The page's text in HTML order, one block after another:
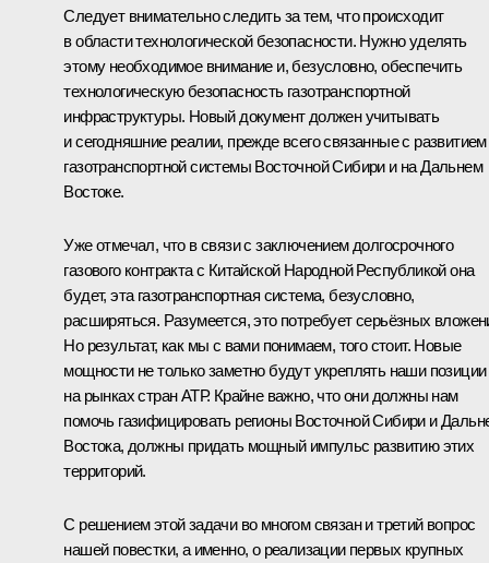
Следует внимательно следить за тем, что происходит
в области технологической безопасности. Нужно уделять
этому необходимое внимание и, безусловно, обеспечить
технологическую безопасность газотранспортной
инфраструктуры. Новый документ должен учитывать
и сегодняшние реалии, прежде всего связанные с развитием
газотранспортной системы Восточной Сибири и на Дальнем
Востоке.
Уже отмечал, что в связи с заключением долгосрочного
газового контракта с Китайской Народной Республикой она
будет, эта газотранспортная система, безусловно,
расширяться. Разумеется, это потребует серьёзных
Но результат, как мы с вами понимаем, того стоит. Новые
мощности не только заметно будут укреплять наши позиции
на рынках стран АТР. Крайне важно, что они должны нам
помочь газифицировать регионы Восточной Сибири и
Востока, должны придать мощный импульс развитию этих
территорий.
С решением этой задачи во многом связан и третий вопрос
нашей повестки, а именно, о реализации первых крупных